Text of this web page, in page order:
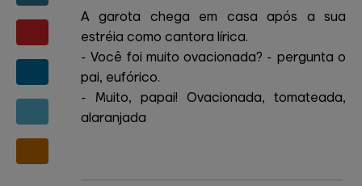
A garota chega em casa após a sua
estréia como cantora lírica.
- Você foi muito ovacionada? - pergunta o
pai, eufórico.
- Muito, papai! Ovacionada, tomateada,
alaranjada